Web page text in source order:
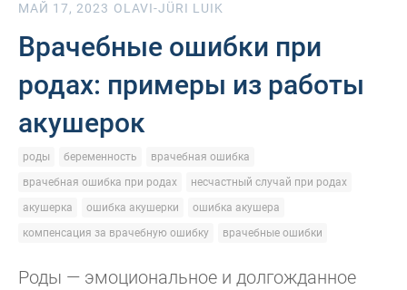
МАЙ 17, 2023 OLAVI-JÜRI LUIK
Врачебные ошибки при
родах: примеры из работы
акушерок
роды беременность
врачебная ошибка
врачебная ошибка при родах
несчастный случай при родах
акушерка
ошибка акушерки
ошибка акушера
компенсация за врачебную ошибку
врачебные ошибки
Роды — эмоциональное и долгожданное